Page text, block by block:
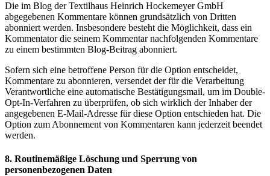
Die im Blog der Textilhaus Heinrich Hockemeyer GmbH
abgegebenen Kommentare können grundsätzlich von Dritten
abonniert werden. Insbesondere besteht die Möglichkeit, dass ein
Kommentator die seinem Kommentar nachfolgenden Kommentare
zu einem bestimmten Blog-Beitrag abonniert.
Sofern sich eine betroffene Person für die Option entscheidet,
Kommentare zu abonnieren, versendet der für die Verarbeitung
Verantwortliche eine automatische Bestätigungsmail, um im Double-
Opt-In-Verfahren zu überprüfen, ob sich wirklich der Inhaber der
angegebenen E-Mail-Adresse für diese Option entschieden hat. Die
Option zum Abonnement von Kommentaren kann jederzeit beendet
werden.
8. Routinemäßige Löschung und Sperrung von
personenbezogenen Daten